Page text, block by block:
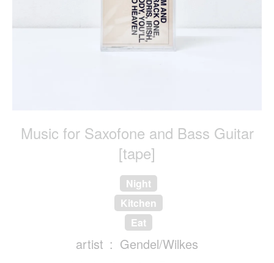
Music for Saxofone and Bass Guitar
[tape]
Night
Kitchen
Eat
artist
Gendel/Wilkes